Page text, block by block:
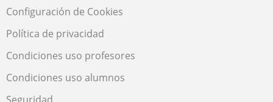
Configuración de Cookies
Política de privacidad
Condiciones uso profesores
Condiciones uso alumnos